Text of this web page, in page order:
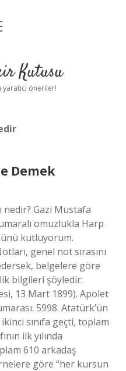
Kutusu
öneriler!
Demek
nedir? Gazi Mustafa
omuzlukla Harp
kutluyorum.
genel not sırasını
belgelere göre
bilgileri şöyledir:
13 Mart 1899). Apolet
5998. Atatürk’ün
sınıfa geçti, toplam
ilk yılında
610 arkadaş
göre “her kursun